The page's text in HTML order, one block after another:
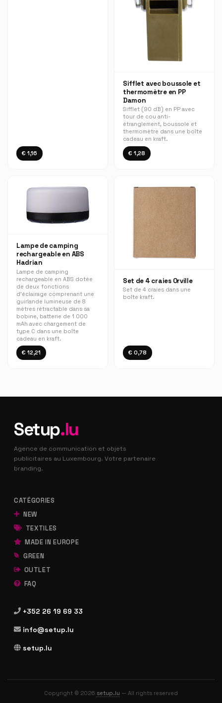
€ 1,16
Sifflet avec boussole et
thermomètre en PP
Damon
Sifflet (90 dB) en PP avec
tour de cou anti-
étranglement, boussole et
thermomètre dans une boîte
cadeau en kraft.
€ 1,28
Lampe de camping
rechargeable en ABS
Hadrian
Lampe de camping
rechargeable en ABS dotée
de deux fonctions
d’éclairage comprenant une
guirlande lumineuse de 8
mètres rétractable dans sa
bobine, batterie de 1 000
mAh avec chargement de
type C dans une boîte
cadeau en kraft.
€ 12,21
Set de 4 craies Orville
Set de 4 craies dans une
boîte kraft.
€ 0,78
Setup.lu
Agence de communication et objets
publicitaires au Luxembourg. Votre partenaire
branding.
CATÉGORIES
NEW
TEXTILES
MADE IN EUROPE
GREEN
OUTLET
FAQ
+352 26 19 69 33
info@setup.lu
setup.lu
Copyright © 2026 setup.lu — All rights reserved